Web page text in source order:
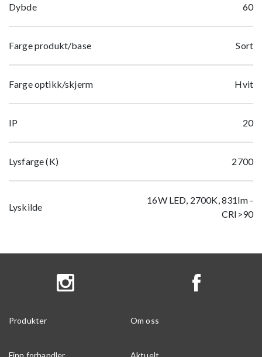
Dybde 60
Farge produkt/base Sort
Farge optikk/skjerm Hvit
IP 20
Lysfarge (K) 2700
Lyskilde
16W LED, 2700K, 831lm -
CRI>90
Produkter Om oss
Finn forhandler Aktuelt